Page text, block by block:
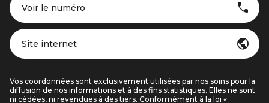
Voir le numéro
Site internet
Vos coordonnées sont exclusivement utilisées par nos soins pour la
diffusion de nos informations et à des fins statistiques. Elles ne sont
ni cédées, ni revendues à des tiers. Conformément à la loi «